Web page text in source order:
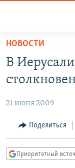
упрощенного
доступа
основному
Вернутся
главной
навигации
ПОДКАСТЫ
ЦИТАТЫ
МНЕНИЯ
IDEL.РЕАЛИИ
НОВОСТИ
В
21 июня 2009
Поделиться
Приоритетный